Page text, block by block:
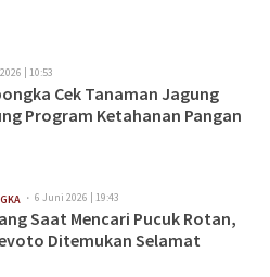
| 10:53
Cek Tanaman Jagung
Program Ketahanan Pangan
6 Juni 2026 | 19:43
Saat Mencari Pucuk Rotan,
Ditemukan Selamat